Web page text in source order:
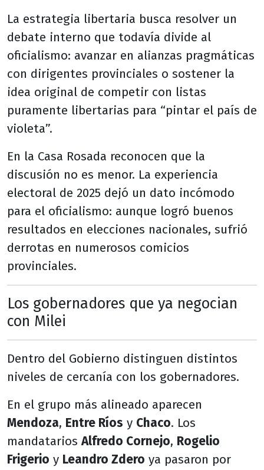
La estrategia libertaria busca resolver un
debate interno que todavía divide al
oficialismo: avanzar en alianzas pragmáticas
con dirigentes provinciales o sostener la
idea original de competir con listas
puramente libertarias para “pintar el país de
violeta”.
En la Casa Rosada reconocen que la
discusión no es menor. La experiencia
electoral de 2025 dejó un dato incómodo
para el oficialismo: aunque logró buenos
resultados en elecciones nacionales, sufrió
derrotas en numerosos comicios
provinciales.
Los gobernadores que ya negocian
con Milei
Dentro del Gobierno distinguen distintos
niveles de cercanía con los gobernadores.
En el grupo más alineado aparecen
Mendoza, Entre Ríos y Chaco. Los
mandatariosAlfredo Cornejo, Rogelio
Frigerio y Leandro Zdero ya pasaron por